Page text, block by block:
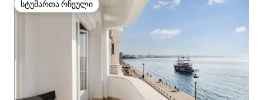
სტუმართა რჩეული
სტუმართა რჩეული